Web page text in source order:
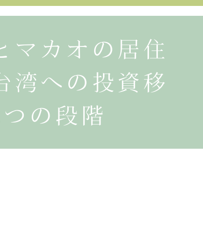
マカオの居住
湾への投資移
の段階